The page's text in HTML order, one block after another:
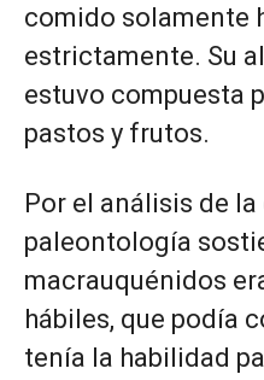
comido solamente
estrictamente. Su
estuvo compuesta
pastos y frutos.
Por el análisis de
paleontología
macrauquénidos
hábiles, que podía
tenía la habilidad